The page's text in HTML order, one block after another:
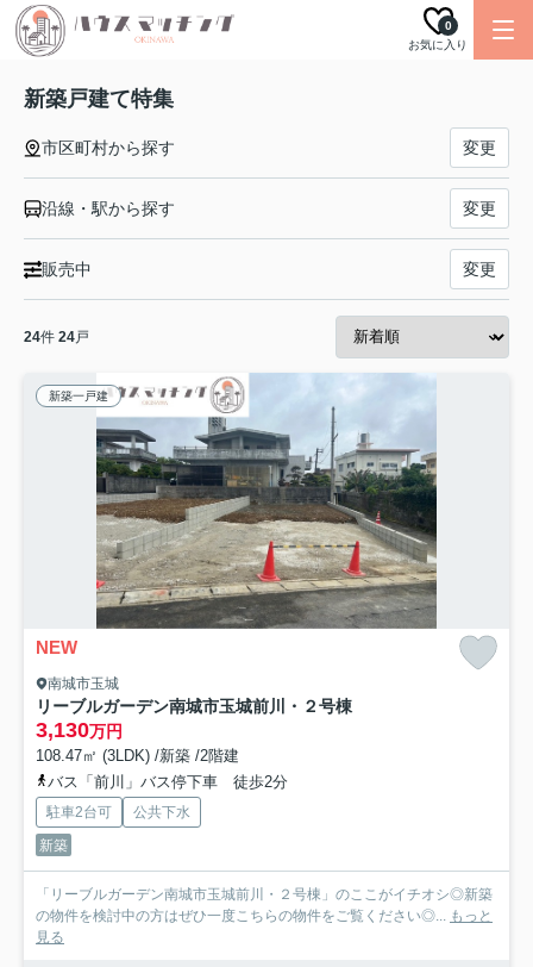
お気に入り
0
新築戸建て特集
市区町村から探す 変更
沿線・駅から探す 変更
販売中 変更
24件 24戸
新築一戸建
NEW
南城市玉城
リーブルガーデン南城市玉城前川・２号棟
3,130万円
108.47㎡ (3LDK) /新築 /2階建
バス「前川」バス停下車 徒歩2分
駐車2台可
公共下水
新築
「リーブルガーデン南城市玉城前川・２号棟」のここがイチオシ◎新築
の物件を検討中の方はぜひ一度こちらの物件をご覧ください◎... もっと
見る